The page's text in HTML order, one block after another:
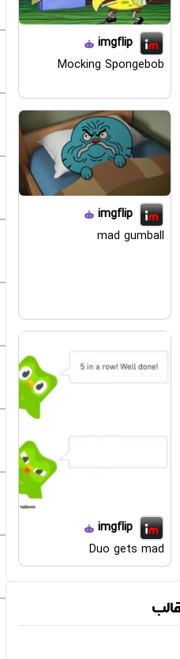
imgflip
Mocking Spongebob
imgflip
mad gumball
imgflip
Duo gets mad